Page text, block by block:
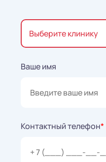
Выберите клинику
Ваше имя
Контактный телефон*